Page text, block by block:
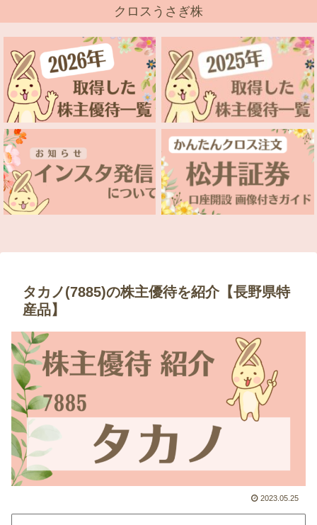
クロスうさぎ株
タカノ(7885)の株主優待を紹介【長野県特
産品】
2023.05.25